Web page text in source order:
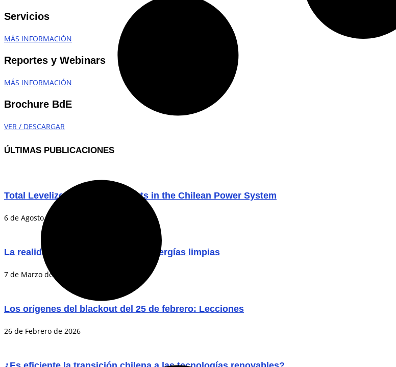
Servicios
MÁS INFORMACIÓN
Reportes y Webinars
MÁS INFORMACIÓN
Brochure BdE
VER / DESCARGAR
ÚLTIMAS PUBLICACIONES
Total Levelized Generation Costs in the Chilean Power System
6 de Agosto de 2026
La realidad de la transición a las energías limpias
7 de Marzo de 2026
Los orígenes del blackout del 25 de febrero: Lecciones
26 de Febrero de 2026